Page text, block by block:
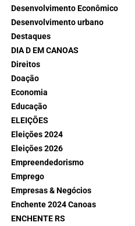
Desenvolvimento Econômico
Desenvolvimento urbano
Destaques
DIA D EM CANOAS
Direitos
Doação
Economia
Educação
ELEIÇÕES
Eleições 2024
Eleições 2026
Empreendedorismo
Emprego
Empresas & Negócios
Enchente 2024 Canoas
ENCHENTE RS